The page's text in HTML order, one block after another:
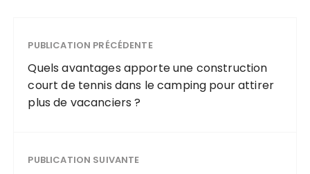
PUBLICATION PRÉCÉDENTE
Quels avantages apporte une construction
court de tennis dans le camping pour attirer
plus de vacanciers ?
PUBLICATION SUIVANTE